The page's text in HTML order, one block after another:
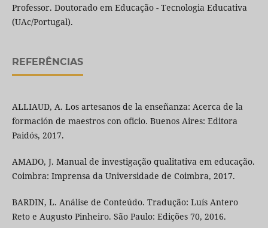
Professor. Doutorado em Educação - Tecnologia Educativa
(UAc/Portugal).
REFERÊNCIAS
ALLIAUD, A. Los artesanos de la enseñanza: Acerca de la
formación de maestros con oficio. Buenos Aires: Editora
Paidós, 2017.
AMADO, J. Manual de investigação qualitativa em educação.
Coimbra: Imprensa da Universidade de Coimbra, 2017.
BARDIN, L. Análise de Conteúdo. Tradução: Luís Antero
Reto e Augusto Pinheiro. São Paulo: Edições 70, 2016.